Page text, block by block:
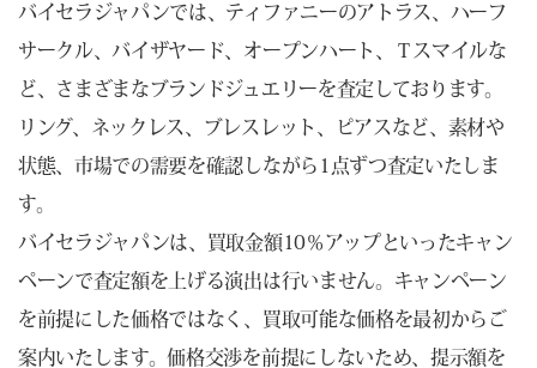
バイセラジャパンでは、ティファニーのアトラス、ハーフ
サークル、バイザヤード、オープンハート、Ｔスマイルな
ど、さまざまなブランドジュエリーを査定しております。
リング、ネックレス、ブレスレット、ピアスなど、素材や
状態、市場での需要を確認しながら1点ずつ査定いたしま
す。
バイセラジャパンは、買取金額10％アップといったキャン
ペーンで査定額を上げる演出は行いません。キャンペーン
を前提にした価格ではなく、買取可能な価格を最初からご
案内いたします。価格交渉を前提にしないため、提示額を